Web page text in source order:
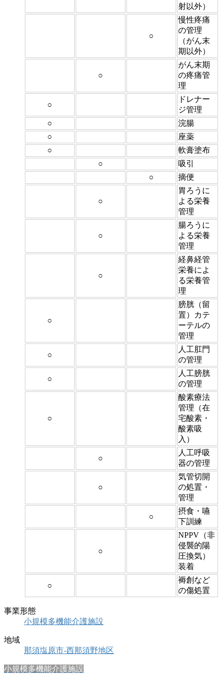
射以外）
○
慢性疼痛
の管理
（がん末
期以外）
○
がん末期
の疼痛管
理
○
ドレナー
ジ管理
○
浣腸
○
座薬
○
軟膏塗布
○
吸引
○
摘便
○
胃ろうに
よる栄養
管理
○
腸ろうに
よる栄養
管理
○
経鼻経管
栄養によ
る栄養管
理
○
膀胱（留
置）カテ
ーテルの
管理
○
人工肛門
の管理
○
人工膀胱
の管理
○
酸素療法
管理（在
宅酸素・
酸素吸
入）
○
人工呼吸
器の管理
○
気管切開
の処置・
管理
○
摂食・嚥
下訓練
○
NPPV（非
侵襲的陽
圧換気）
装着
○
褥創など
の傷処置
事業形態
小規模多機能介護施設
地域
那須塩原市-西那須野地区
小規模多機能介護施設